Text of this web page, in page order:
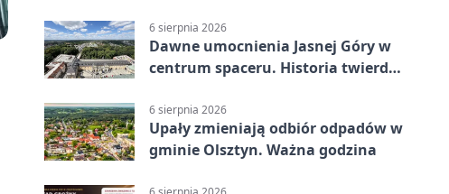
6 sierpnia 2026
Dawne umocnienia Jasnej Góry w
centrum spaceru. Historia twierdzy
6 sierpnia 2026
Upały zmieniają odbiór odpadów w
gminie Olsztyn. Ważna godzina